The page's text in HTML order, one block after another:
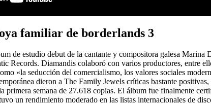
familiar de borderlands 3
de estudio debut de la cantante y compositora galesa
Records. Diamandis colaboró con varios productores, entre
«la seducción del comercialismo, los valores sociales
dieron a The Family Jewels críticas bastante
primera semana de 27.618 copias. El álbum fue finalmente
un rendimiento moderado en las listas internacionales de